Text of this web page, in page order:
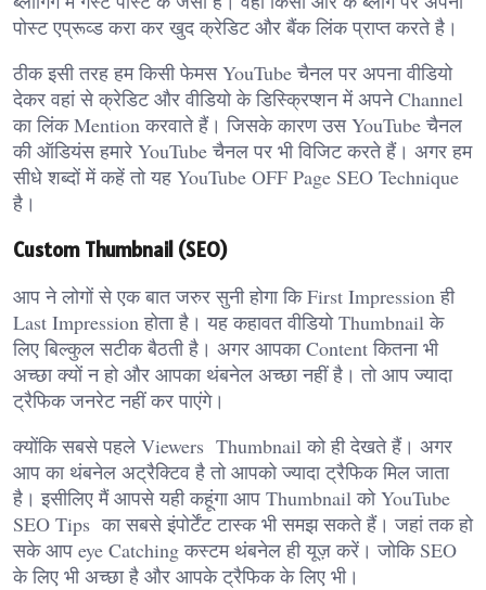
पोस्ट एप्रूव्ड करा कर खुद क्रेडिट और बैंक लिंक प्राप्त करते है।
ठीक इसी तरह हम किसी फेमस YouTube चैनल पर अपना वीडियो
देकर वहां से क्रेडिट और वीडियो के डिस्क्रिप्शन में अपने Channel
का लिंक Mention करवाते हैं। जिसके कारण उस YouTube चैनल
की ऑडियंस हमारे YouTube चैनल पर भी विजिट करते हैं। अगर हम
सीधे शब्दों में कहें तो यह YouTube OFF Page SEO Technique
है।
Custom Thumbnail (SEO)
आप ने लोगों से एक बात जरुर सुनी होगा कि First Impression ही
Last Impression होता है। यह कहावत वीडियो Thumbnail के
लिए बिल्कुल सटीक बैठती है। अगर आपका Content कितना भी
अच्छा क्यों न हो और आपका थंबनेल अच्छा नहीं है। तो आप ज्यादा
ट्रैफिक जनरेट नहीं कर पाएंगे।
क्योंकि सबसे पहले Viewers Thumbnail को ही देखते हैं। अगर
आप का थंबनेल अट्रैक्टिव है तो आपको ज्यादा ट्रैफिक मिल जाता
है। इसीलिए मैं आपसे यही कहूंगा आप Thumbnail को YouTube
SEO Tips का सबसे इंपोर्टेंट टास्क भी समझ सकते हैं। जहां तक हो
सके आप eye Catching कस्टम थंबनेल ही यूज़ करें। जोकि SEO
के लिए भी अच्छा है और आपके ट्रैफिक के लिए भी।